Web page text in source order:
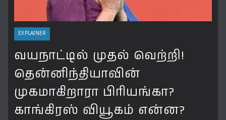
EXPLAINER
வயநாட்டில் முதல் வெற்றி!
தென்னிந்தியாவின்
முகமாகிறாரா பிரியங்கா?
காங்கிரஸ் வியூகம் என்ன?